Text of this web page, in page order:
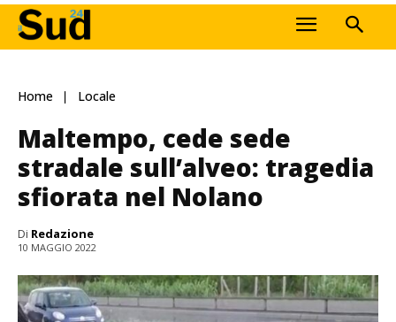
Home Locale
Maltempo, cede sede
stradale sull’alveo: tragedia
sfiorata nel Nolano
Di Redazione
10 MAGGIO 2022